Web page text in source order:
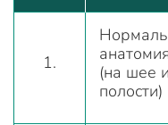
1.
(на шее
полости)